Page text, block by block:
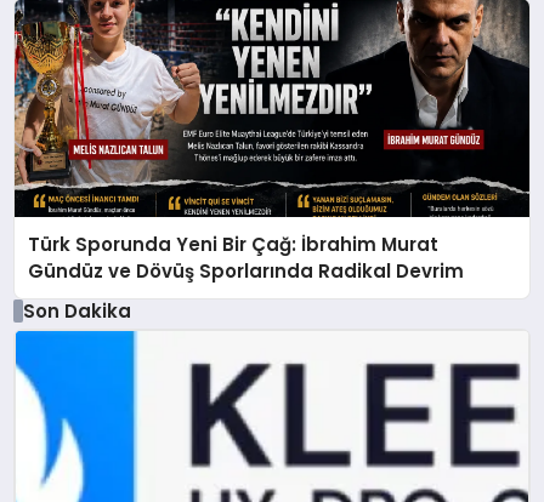
Türk Sporunda Yeni Bir Çağ: İbrahim Murat
Gündüz ve Dövüş Sporlarında Radikal Devrim
Son Dakika